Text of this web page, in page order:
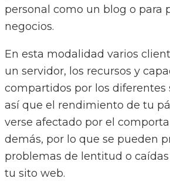
personal como un blog o para
negocios.
En esta modalidad varios
un servidor, los recursos y
compartidos por los diferentes
así que el rendimiento de tu
verse afectado por el
demás, por lo que se pueden
problemas de lentitud o
tu sito web.